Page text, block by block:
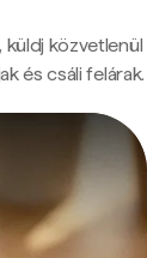
küldj közvetlenül
és csáli felárak.